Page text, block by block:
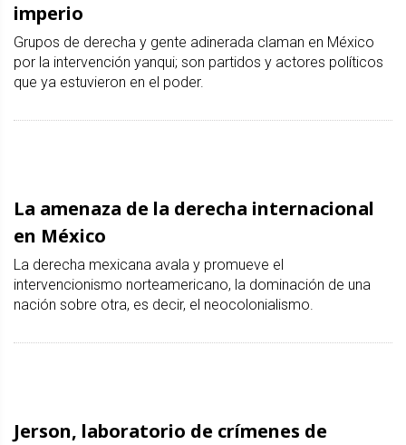
imperio
Grupos de derecha y gente adinerada claman en México
por la intervención yanqui; son partidos y actores políticos
que ya estuvieron en el poder.
La amenaza de la derecha internacional
en México
La derecha mexicana avala y promueve el
intervencionismo norteamericano, la dominación de una
nación sobre otra, es decir, el neocolonialismo.
Jerson, laboratorio de crímenes de